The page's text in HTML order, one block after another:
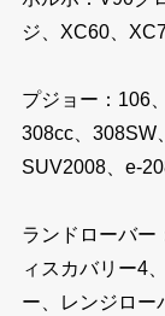
ジ、XC60、
プジョー：106
308cc、308SW
SUV2008、e-
ランドローバー
ィスカバリー4
ー、レンジロー